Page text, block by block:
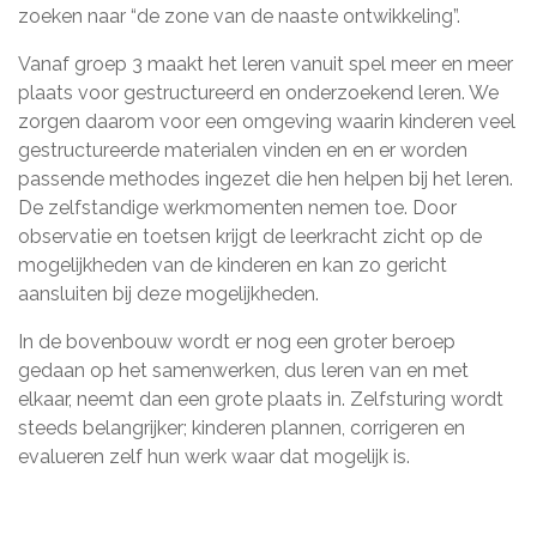
zoeken naar “de zone van de naaste ontwikkeling”.
Vanaf groep 3 maakt het leren vanuit spel meer en meer
plaats voor gestructureerd en onderzoekend leren. We
zorgen daarom voor een omgeving waarin kinderen veel
gestructureerde materialen vinden en en er worden
passende methodes ingezet die hen helpen bij het leren.
De zelfstandige werkmomenten nemen toe. Door
observatie en toetsen krijgt de leerkracht zicht op de
mogelijkheden van de kinderen en kan zo gericht
aansluiten bij deze mogelijkheden.
In de bovenbouw wordt er nog een groter beroep
gedaan op het samenwerken, dus leren van en met
elkaar, neemt dan een grote plaats in. Zelfsturing wordt
steeds belangrijker; kinderen plannen, corrigeren en
evalueren zelf hun werk waar dat mogelijk is.